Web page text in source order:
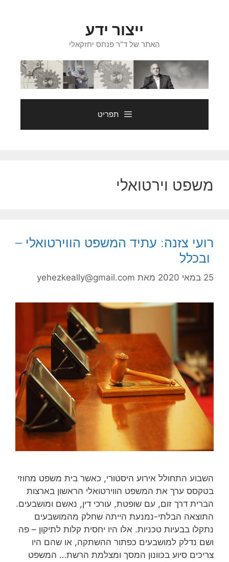
ייצור ידע
האתר של ד"ר פנחס יחזקאלי
תפריט
משפט וירטואלי
רועי צזנה: עתיד המשפט הווירטואלי –
ובכלל
25 במאי 2020 מאת yehezkeally@gmail.com
השבוע התחולל אירוע היסטורי, כאשר בית משפט מחוזי
בטקסס ערך את המשפט הווירטואלי הראשון בארצות
הברית דרך זום, עם שופטת, עורכי דין, נאשם ומושבעים.
התוצאה הבלתי-נמנעת הייתה שחלק מהמושבעים
נתקלו בבעיות טכניות. אלו היו יחסית קלות לתיקון – פה
ושם נדלק למושבעים כפתור ההשתקה, או שהם היו
צריכים סיוע בכוונון המסך ומצלמת הרשת… המשפט